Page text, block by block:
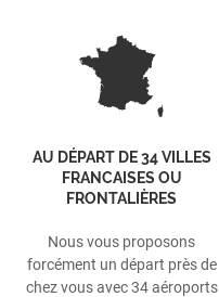
AU DÉPART DE 34 VILLES
FRANCAISES OU
FRONTALIÈRES
Nous vous proposons
forcément un départ près de
chez vous avec 34 aéroports